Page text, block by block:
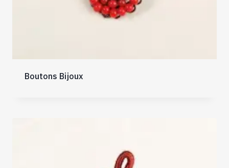
Boutons Bijoux